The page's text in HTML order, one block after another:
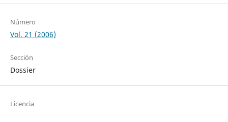
Número
Vol. 21 (2006)
Sección
Dossier
Licencia